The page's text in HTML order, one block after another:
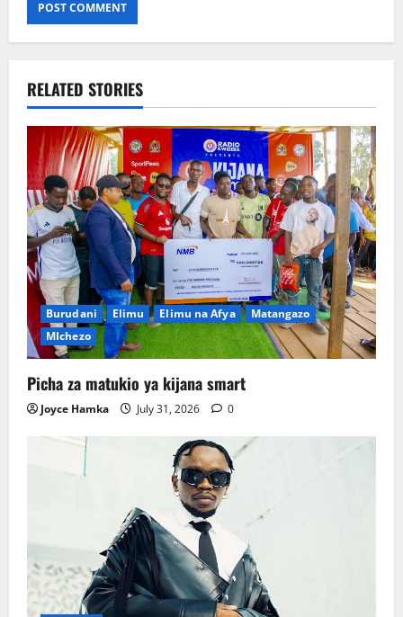
RELATED STORIES
Burudani Elimu Elimu na Afya
Matangazo
MIchezo
Picha za matukio ya kijana smart
Joyce Hamka July 31, 2026 0